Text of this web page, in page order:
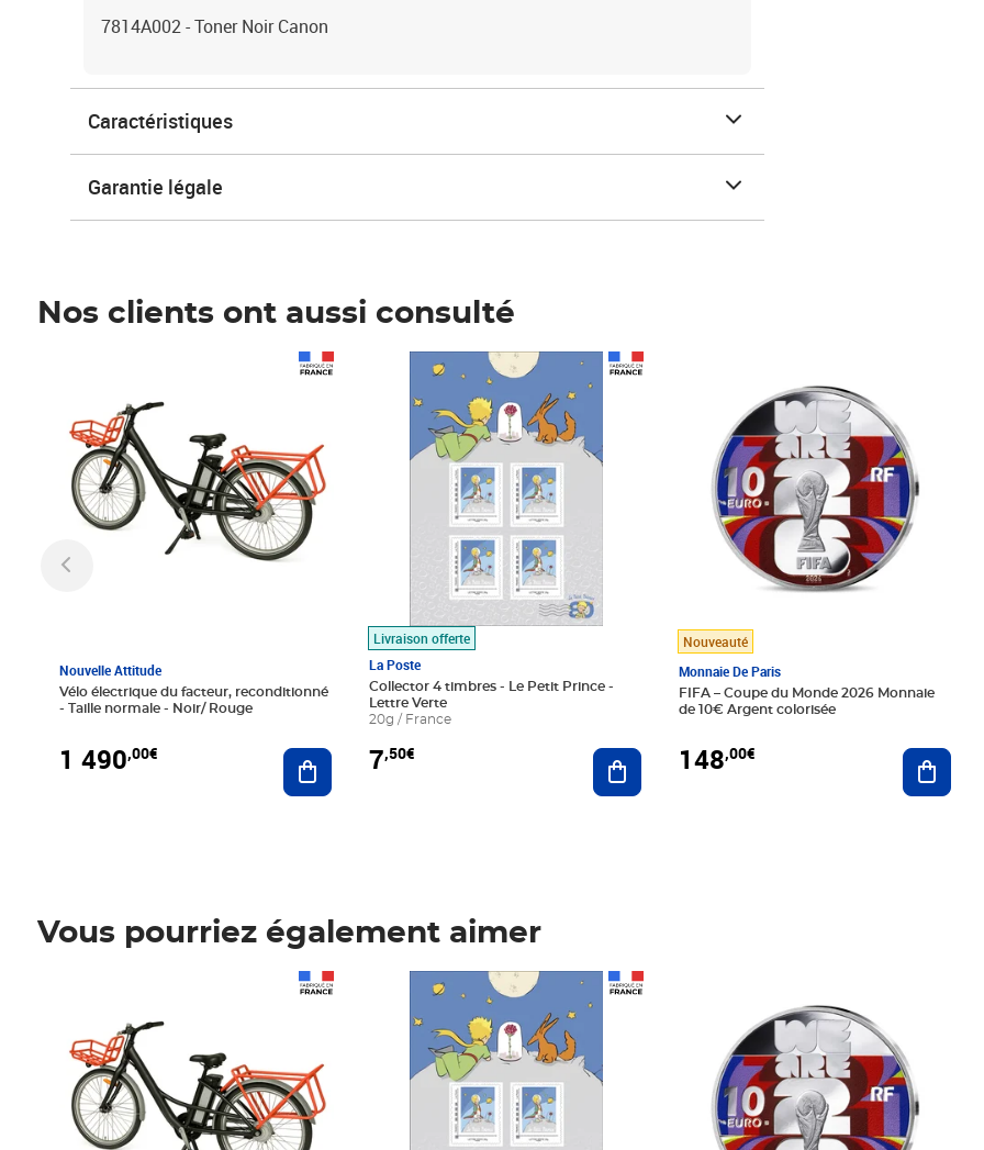
7814A002 - Toner Noir Canon
Caractéristiques
Garantie légale
Nos clients ont aussi consulté
Nouvelle Attitude
Vélo électrique du facteur, reconditionné
- Taille normale - Noir/ Rouge
1 490,00€ Ajouter au panier
Livraison offerte
La Poste
Collector 4 timbres - Le Petit Prince -
Lettre Verte
20g / France
7,50€
Prix 7,50€
Ajouter au panier
Nouveauté
Monnaie De Paris
FIFA – Coupe du Monde 2026 Monnaie
de 10€ Argent colorisée
148,00€
Vous pourriez également aimer
Prix 7,50€